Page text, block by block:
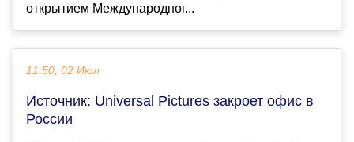
открытием Международног...
11:50, 02 Июл
Источник: Universal Pictures закроет офис в
России